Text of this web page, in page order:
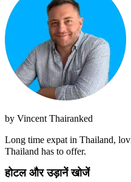
by Vincent Thairanked
Long time expat in Thailand,
Thailand has to offer.
होटल और उड़ानें खोजें